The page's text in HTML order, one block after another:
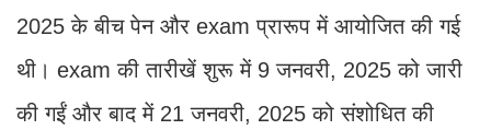
2025 के बीच पेन और exam प्रारूप में आयोजित की गई
थी। exam की तारीखें शुरू में 9 जनवरी, 2025 को जारी
की गईं और बाद में 21 जनवरी, 2025 को संशोधित की